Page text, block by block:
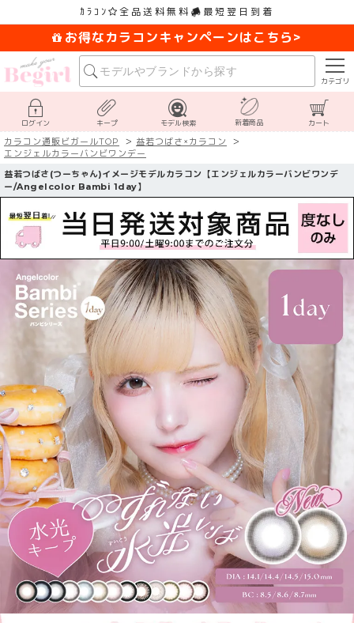
ｶﾗｺﾝ 全品送料無料 最短翌日到着
お得なカラコンキャンペーンはこちら>
カテゴリ
ログイン キープ モデル検索 新着商品 カート
カラコン通販ビガールTOP
益若つばさ×カラコン
エンジェルカラーバンビワンデー
益若つばさ(つーちゃん)イメージモデルカラコン【エンジェルカラーバンビワンデ
ー/Angelcolor Bambi 1day】